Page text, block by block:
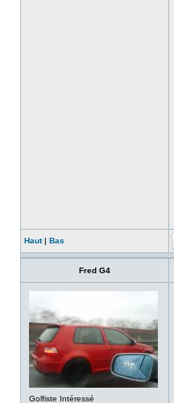
Haut| Bas
Fred G4
Golfiste Intéressé